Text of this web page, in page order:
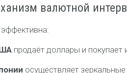
валютной
продаёт доллары и покупает
осуществляет зеркальные